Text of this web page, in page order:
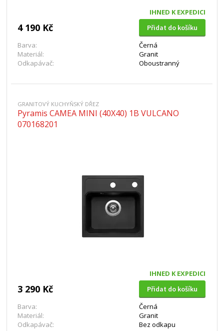
IHNED K EXPEDICI
4 190 Kč
Přidat do košíku
Barva:
Černá
Materiál:
Granit
Odkapávač:
Oboustranný
GRANITOVÝ KUCHYŇSKÝ DŘEZ
Pyramis CAMEA MINI (40X40) 1B VULCANO
070168201
IHNED K EXPEDICI
3 290 Kč
Přidat do košíku
Barva:
Černá
Materiál:
Granit
Odkapávač:
Bez odkapu